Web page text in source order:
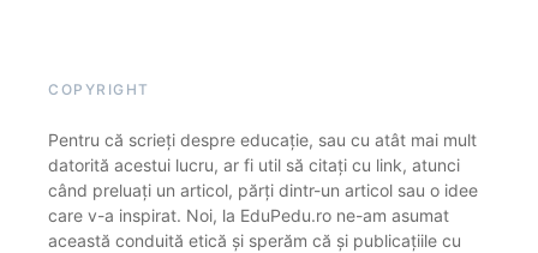
COPYRIGHT
Pentru că scrieți despre educație, sau cu atât mai mult
datorită acestui lucru, ar fi util să citați cu link, atunci
când preluați un articol, părți dintr-un articol sau o idee
care v-a inspirat. Noi, la EduPedu.ro ne-am asumat
această conduită etică și sperăm că și publicațiile cu